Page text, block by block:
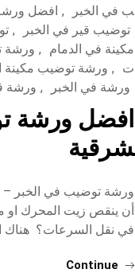
ب في الخبر
, افضل
توضيب قير في الخبر
,
مكينة في الدمام
, ورشة
ت
, ورشة توضيب مكينة
ورشة في الخبر
, ورشة
افضل ورشة
شرقية
ورشة توضيب في الخبر –
أن ينقص زيت المحرك او
في نقل السرعات؟ هناك
Continue